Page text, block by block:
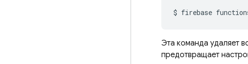
$ firebase
Эта команда удаляет
предотвращает